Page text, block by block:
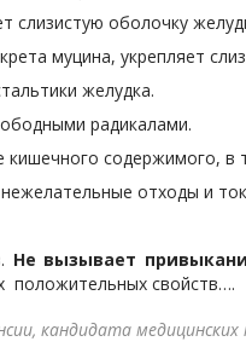
слизистую оболочку
муцина, укрепляет
желудка.
радикалами.
содержимого,
отходы и
Не вызывает
положительных свойств….
кандидата медицинских